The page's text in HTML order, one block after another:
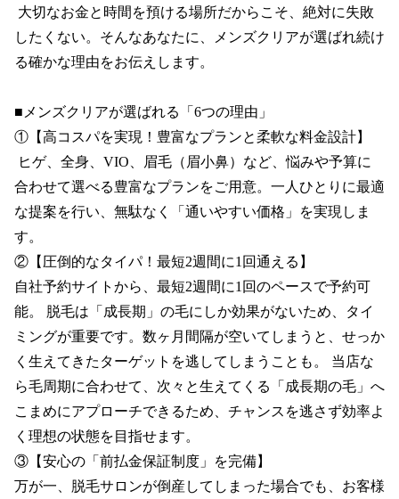
したくない。そんなあなたに、メンズクリアが選ばれ続け
る確かな理由をお伝えします。
■メンズクリアが選ばれる「6つの理由」
①【高コスパを実現！豊富なプランと柔軟な料金設計】
合わせて選べる豊富なプランをご用意。一人ひとりに最適
な提案を行い、無駄なく「通いやすい価格」を実現しま
す。
②【圧倒的なタイパ！最短2週間に1回通える】
自社予約サイトから、最短2週間に1回のペースで予約可
能。 脱毛は「成長期」の毛にしか効果がないため、タイ
ミングが重要です。数ヶ月間隔が空いてしまうと、せっか
く生えてきたターゲットを逃してしまうことも。 当店な
ら毛周期に合わせて、次々と生えてくる「成長期の毛」へ
こまめにアプローチできるため、チャンスを逃さず効率よ
く理想の状態を目指せます。
③【安心の「前払金保証制度」を完備】
万が一、脱毛サロンが倒産してしまった場合でも、お客様